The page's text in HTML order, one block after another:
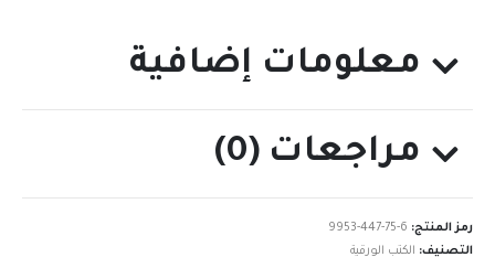
معلومات إضافية
مراجعات (0)
رمز المنتج: 9953-447-75-6
التصنيف: الكتب الورقية